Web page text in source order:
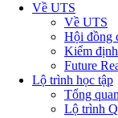
Về UTS
Về UTS
Hội đồng
Kiểm
Future
Lộ trình học tập
Tổng quan
Lộ trình